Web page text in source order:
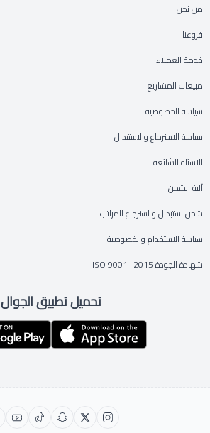
من نحن
فروعنا
خدمة العملاء
مبيعات المشاريع
سياسة الخصوصية
سياسة الاسترجاع والاستبدال
الاسئلة الشائعة
آلية الشحن
شحن استبدال و استرجاع المراتب
سياسة الاستخدام والخصوصية
شهادة الجودة ISO 9001- 2015
تحميل تطبيق الجوال